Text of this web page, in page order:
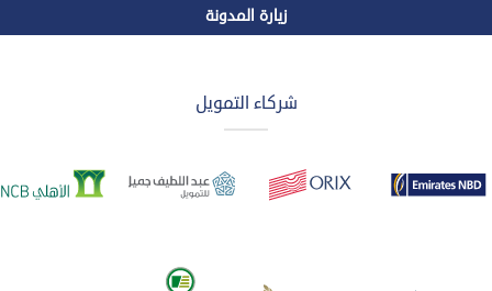
زيارة المدونة
شركاء التمويل